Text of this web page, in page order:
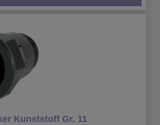
Kunststoff Gr. 11